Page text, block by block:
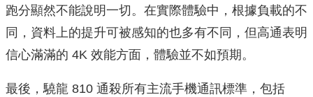
跑分顯然不能說明一切。在實際體驗中，根據負載的不
同，資料上的提升可被感知的也多有不同，但高通表明
信心滿滿的 4K 效能方面，體驗並不如預期。
最後，驍龍 810 通殺所有主流手機通訊標準，包括